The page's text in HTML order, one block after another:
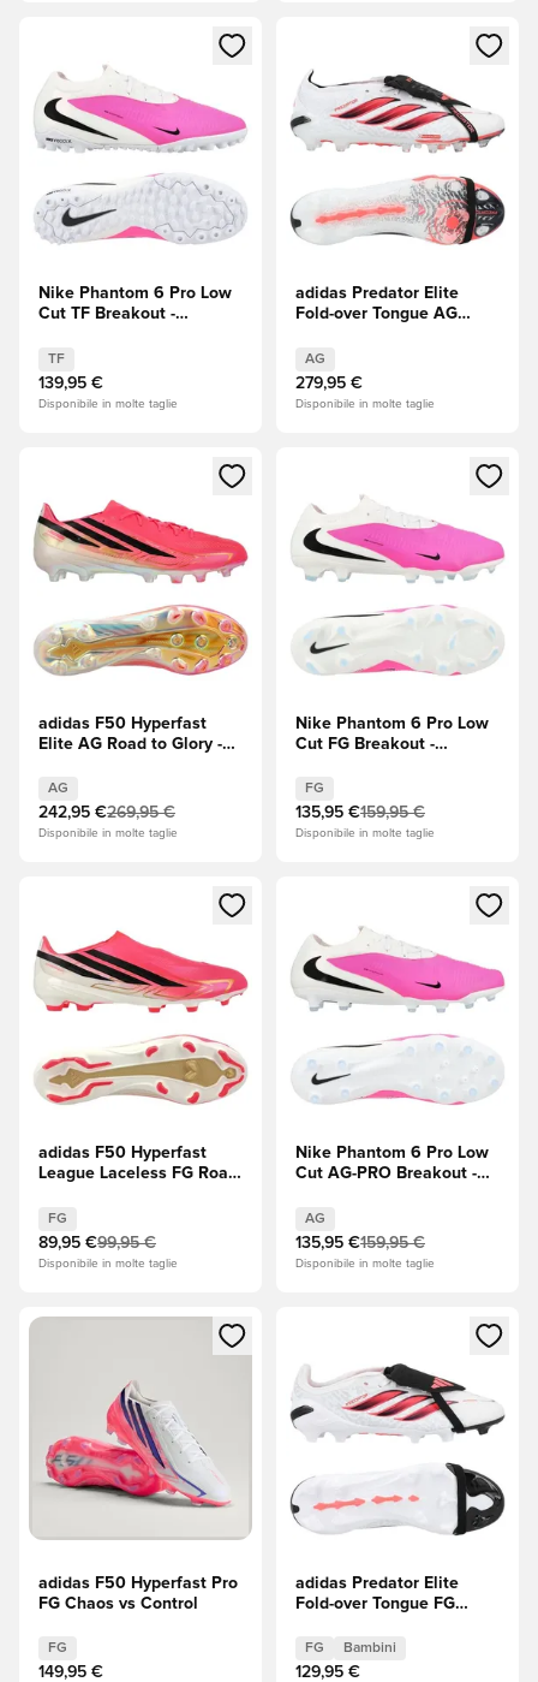
Apre una finestra modale per accedere o registrarsi come
Nike Phantom 6 Pro Low
Cut TF Breakout -
TF
139,95 €
Disponibile in molte taglie
Apre una finestra modale
adidas Predator Elite
Fold-over Tongue AG
AG
279,95 €
Disponibile in molte taglie
Apre una finestra modale per accedere o registrarsi come
adidas F50 Hyperfast
Elite AG Road to Glory -
(Nero)/Oro metallizzato
AG
242,95 €269,95 €
Disponibile in molte taglie
Apre una finestra modale
Nike Phantom 6 Pro Low
Cut FG Breakout -
FG
135,95 €159,95 €
Disponibile in molte taglie
Apre una finestra modale per accedere o registrarsi come
adidas F50 Hyperfast
League Laceless FG Road
Turbo/Core Black
(Nero)/Oro metallizzato
FG
89,95 €99,95 €
Disponibile in molte taglie
Apre una finestra modale
Nike Phantom 6 Pro Low
Cut AG-PRO Breakout -
AG
135,95 €159,95 €
Disponibile in molte taglie
Apre una finestra modale per accedere o registrarsi come
adidas F50 Hyperfast Pro
FG Chaos vs Control
FG
149,95 €
Apre una finestra modale
adidas Predator Elite
Fold-over Tongue FG
FG Bambini
129,95 €